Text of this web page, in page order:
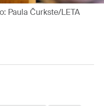
Paula Čurkste/LETA